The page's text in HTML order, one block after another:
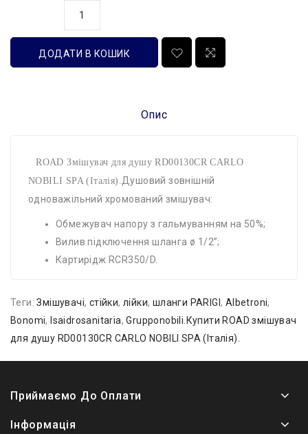
ДОДАТИ В КОШИК
Опис
ROAD Змішувач для душу RD00130CR CARLO
NOBILI SPA (Італія).Душовий зовнішній
одноважільний хромований змішувач:
Обмежувач напору з гальмуванням на 50%;
Вилив підключення шланга ø 1/2”;
Картирідж RCR350/D.
Теги:Змішувачі, стійки,лійки, шланги PARIGI, Albetroni,
Bonomi, Isaidrosanitaria,Grupponobili.Купити ROAD змішувач
для душу RD00130CR CARLO NOBILI SPA (Італія).
Приймаємо До Оплати
Інформація